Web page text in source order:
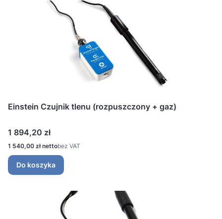
Einstein Czujnik tlenu (rozpuszczony + gaz)
Cena
1 894,20 zł
Cena
1 540,00 zł bez VAT
Do koszyka